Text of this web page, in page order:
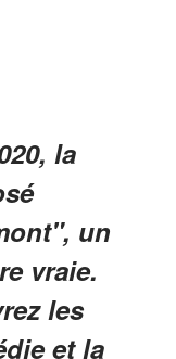
la
un
vraie.
les
et la